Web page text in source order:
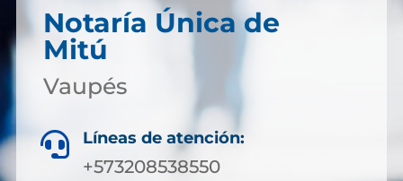
Notaría Única de
Mitú
Vaupés
 Líneas de atención:
+573208538550